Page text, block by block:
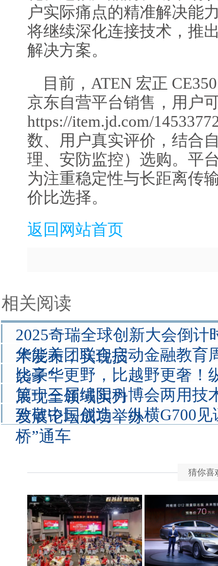
户实际痛点的精准解决能
将继续深化连接技术，推
解决方案。
目前，ATEN 宏正
京东自营平台销售，用户
https://item.jd.com/
数、用户真实评价，结合
理、安防监控）选购。平
为注重稳定性与长距离传
价比选择。
返回网站首页
相关阅读
2025奇瑞全球创新大会倒计
术发布，实现技
华能美团联合启动金融教育
袋子”
比豪华更野，比越野更奢！
展现全领域实力
第十三届绵阳科博会两用技
发展论坛成功举办
致敬中国创造，纵横G700
桥”通车
猜你喜